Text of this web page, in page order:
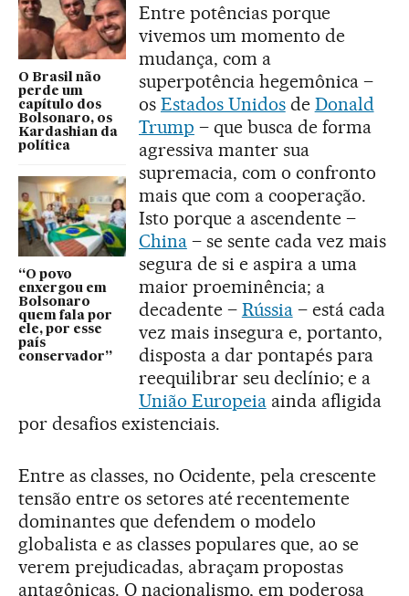
O Brasil não
perde um
capítulo dos
Bolsonaro, os
Kardashian da
política
“O povo
enxergou em
Bolsonaro
quem fala por
ele, por esse
país
conservador”
Entre potências porque
vivemos um momento de
mudança, com a
superpotência hegemônica –
os Estados Unidosde Donald
Trump – que busca de forma
agressiva manter sua
supremacia, com o confronto
mais que com a cooperação.
Isto porque a ascendente –
China– se sente cada vez mais
segura de si e aspira a uma
maior proeminência; a
decadente – Rússia– está cada
vez mais insegura e, portanto,
disposta a dar pontapés para
reequilibrar seu declínio; e a
União Europeiaainda afligida
por desafios existenciais.
Entre as classes, no Ocidente, pela crescente
tensão entre os setores até recentemente
dominantes que defendem o modelo
globalista e as classes populares que, ao se
verem prejudicadas, abraçam propostas
antagônicas. O nacionalismo, em poderosa